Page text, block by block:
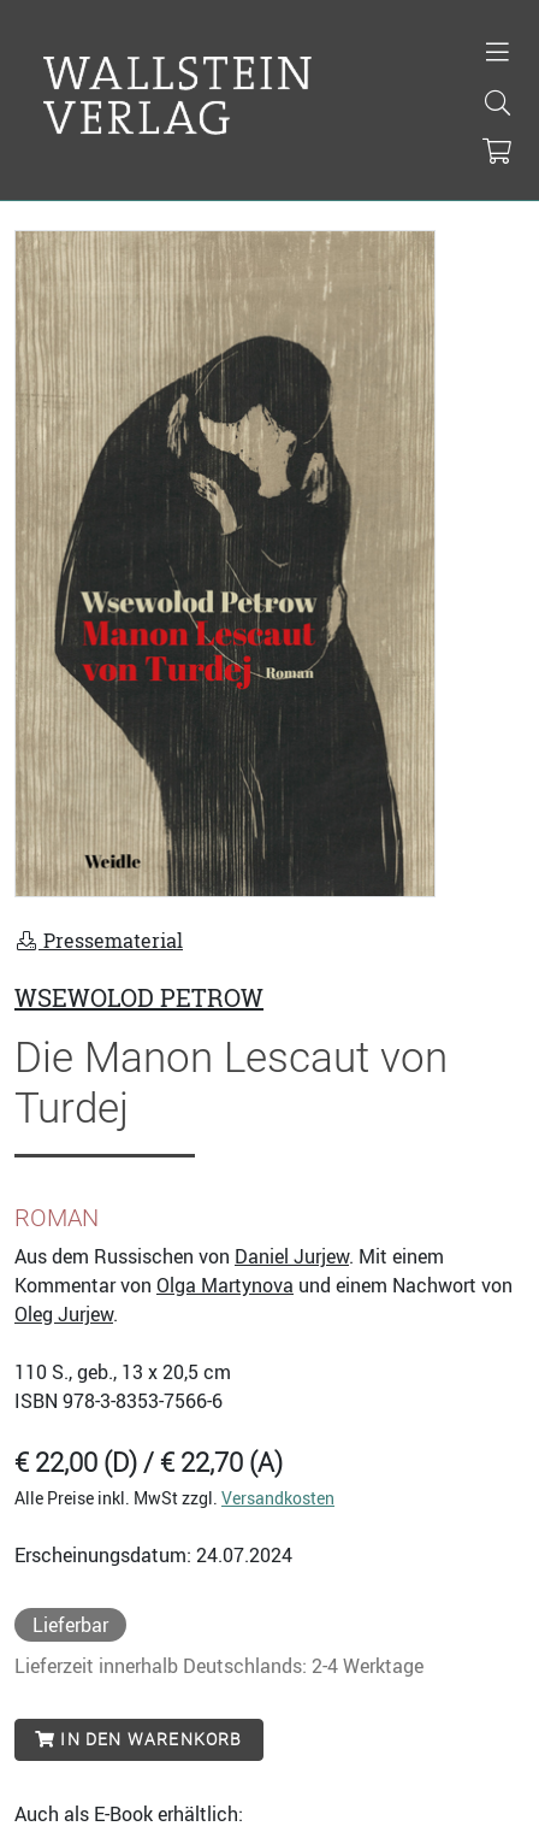
Pressematerial
WSEWOLOD PETROW
Die Manon Lescaut von
Turdej
ROMAN
Aus dem Russischen von Daniel Jurjew. Mit einem
Kommentar von Olga Martynova und einem Nachwort von
Oleg Jurjew.
110 S., geb., 13 x 20,5 cm
ISBN 978-3-8353-7566-6
€ 22,00 (D) / € 22,70 (A)
Alle Preise inkl. MwSt zzgl. Versandkosten
Erscheinungsdatum: 24.07.2024
Lieferbar
Lieferzeit innerhalb Deutschlands: 2-4 Werktage
IN DEN WARENKORB
Auch als E-Book erhältlich: